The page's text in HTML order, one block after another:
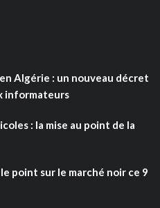
Algérie : un nouveau décret
informateurs
: la mise au point de la
point sur le marché noir ce 9